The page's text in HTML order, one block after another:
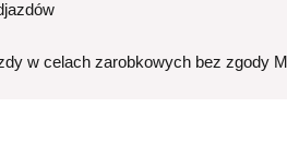
w celach zarobkowych bez zgody